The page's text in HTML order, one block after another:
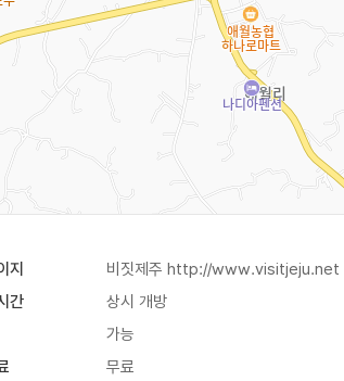
지 비짓제주 http://www.visitjeju.net
간
상시 개방
가능
무료